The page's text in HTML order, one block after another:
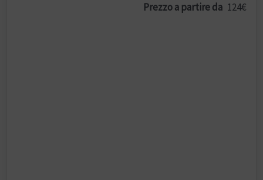
Prezzo a partire da 124€